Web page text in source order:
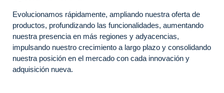
Evolucionamos rápidamente, ampliando nuestra oferta de
productos, profundizando las funcionalidades, aumentando
nuestra presencia en más regiones y adyacencias,
impulsando nuestro crecimiento a largo plazo y consolidando
nuestra posición en el mercado con cada innovación y
adquisición nueva.